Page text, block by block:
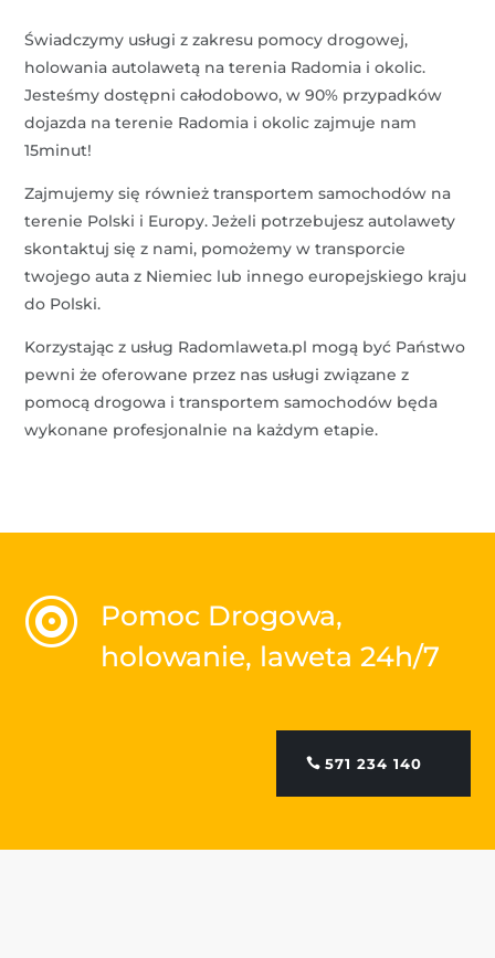
Świadczymy usługi z zakresu pomocy drogowej,
holowania autolawetą na terenia Radomia i okolic.
Jesteśmy dostępni całodobowo, w 90% przypadków
dojazda na terenie Radomia i okolic zajmuje nam
15minut!
Zajmujemy się również transportem samochodów na
terenie Polski i Europy. Jeżeli potrzebujesz autolawety
skontaktuj się z nami, pomożemy w transporcie
twojego auta z Niemiec lub innego europejskiego kraju
do Polski.
Korzystając z usług Radomlaweta.pl mogą być Państwo
pewni że oferowane przez nas usługi związane z
pomocą drogowa i transportem samochodów będa
wykonane profesjonalnie na każdym etapie.

Pomoc Drogowa,
holowanie, laweta 24h/7
571 234 140